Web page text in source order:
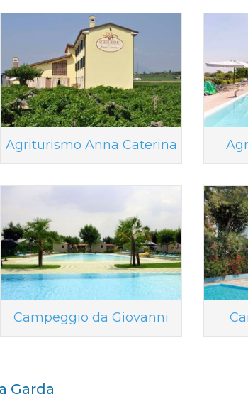
Agriturismo Anna Caterina
Campeggio da Giovanni
Garda